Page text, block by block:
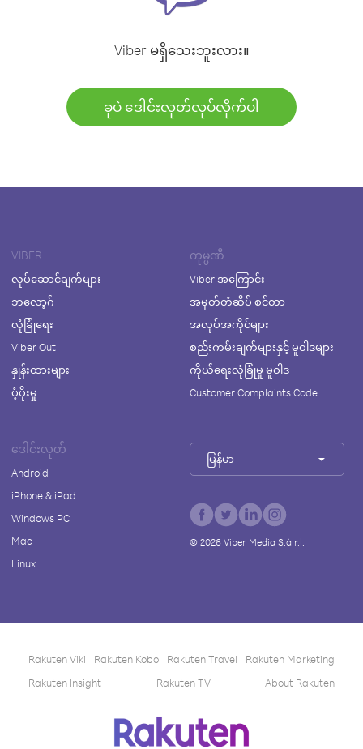
Viber မရှိသေးဘူးလား။
ခုပဲ ဒေါင်းလုတ်လုပ်လိုက်ပါ
VIBER
လုပ်ဆောင်ချက်များ
ဘလော့ဂ်
လုံခြုံရေး
Viber Out
နှုန်းထားများ
ပံ့ပိုးမှု
ကုမ္ပဏီ
Viber အကြောင်း
အမှတ်တံဆိပ် စင်တာ
အလုပ်အကိုင်များ
စည်းကမ်းချက်များနှင့် မူဝါဒများ
ကိုယ်ရေးလုံခြုံမှု မူဝါဒ
Customer Complaints Code
ဒေါင်းလုတ်
Android
iPhone & iPad
Windows PC
Mac
Linux
မြန်မာ
© 2026Viber Media S.à r.l.
Rakuten Viki Rakuten Kobo Rakuten Travel
Rakuten Marketing
Rakuten Insight
Rakuten TV About Rakuten